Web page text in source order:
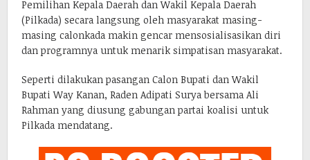
Pemilihan Kepala Daerah dan Wakil Kepala Daerah
(Pilkada) secara langsung oleh masyarakat masing-
masing calonkada makin gencar mensosialisasikan diri
dan programnya untuk menarik simpatisan masyarakat.
Seperti dilakukan pasangan Calon Bupati dan Wakil
Bupati Way Kanan, Raden Adipati Surya bersama Ali
Rahman yang diusung gabungan partai koalisi untuk
Pilkada mendatang.